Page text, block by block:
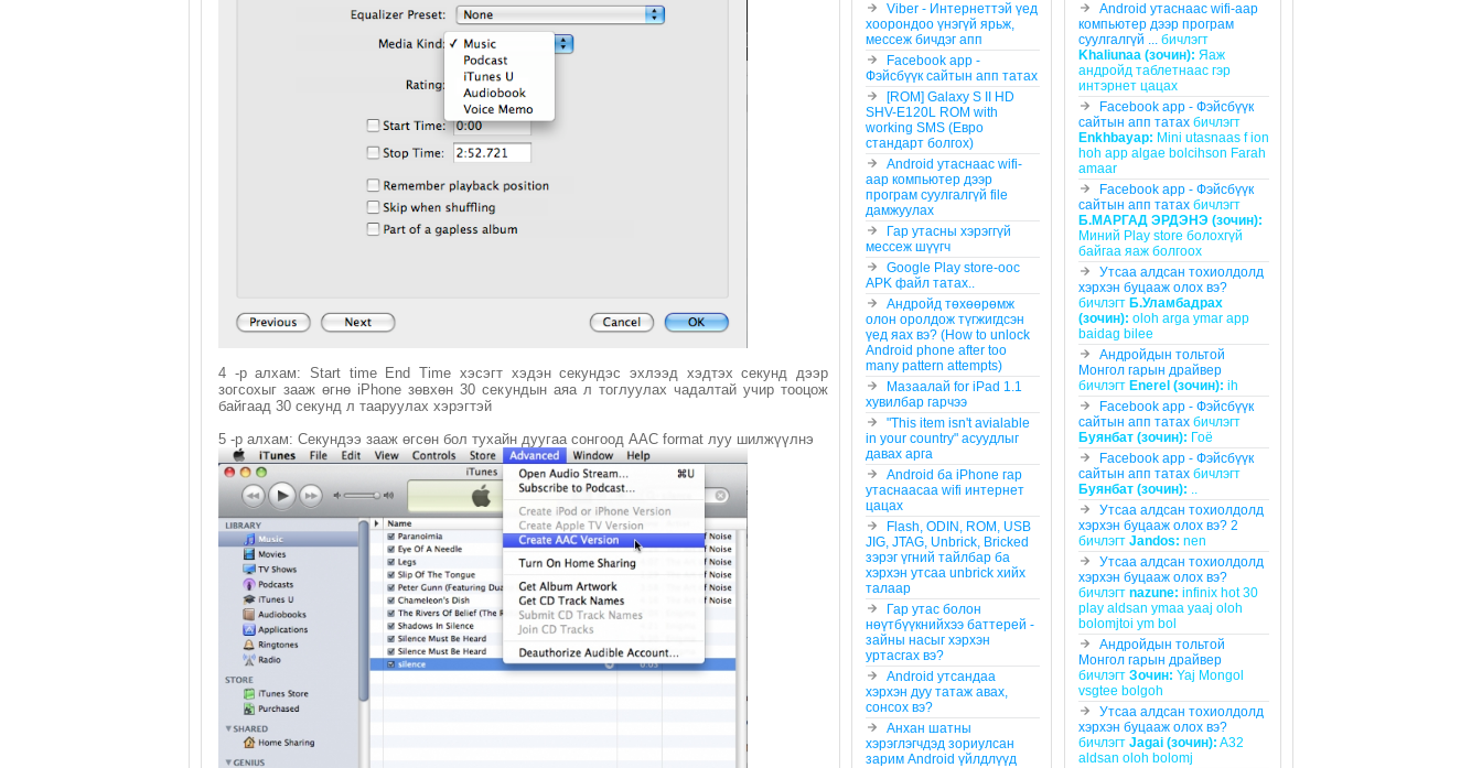
Viber - Интернеттэй үед
хоорондоо үнэгүй ярьж,
мессеж бичдэг апп
Facebook app -
Фэйсбүүк сайтын апп татах
[ROM] Galaxy S II HD
SHV-E120L ROM with
working SMS (Евро
стандарт болгох)
Android утаснаас wifi-
аар компьютер дээр
програм суулгалгүй file
дамжуулах
Гар утасны хэрэггүй
мессеж шүүгч
Google Play store-оос
APK файл татах..
Андройд төхөөрөмж
олон оролдож түгжигдсэн
үед яах вэ? (How to unlock
Android phone after too
many pattern attempts)
Мазаалай for iPad 1.1
хувилбар гарчээ
"This item isn't avialable
in your country" асуудлыг
давах арга
Android ба iPhone гар
утаснаасаа wifi интернет
цацах
Flash, ODIN, ROM, USB
JIG, JTAG, Unbrick, Bricked
зэрэг үгний тайлбар ба
хэрхэн утсаа unbrick хийх
талаар
Гар утас болон
нөүтбүүкнийхээ баттерей -
зайны насыг хэрхэн
уртасгах вэ?
Android утсандаа
хэрхэн дуу татаж авах,
сонсох вэ?
Анхан шатны
хэрэглэгчдэд зориулсан
зарим Android үйлдлүүд
Android утаснаас wifi-аар
компьютер дээр програм
суулгалгүй ... бичлэгт
Khaliunaa (зочин): Яаж
андройд таблетнаас гэр
интэрнет цацах
Facebook app - Фэйсбүүк
сайтын апп татах бичлэгт
Enkhbayap: Mini utasnaas f ion
hoh app algae bolcihson Farah
amaar
Facebook app - Фэйсбүүк
сайтын апп татах бичлэгт
Б.МАРГАД ЭРДЭНЭ (зочин):
Миний Play store болохгүй
байгаа яаж болгоох
Утсаа алдсан тохиолдолд
хэрхэн буцааж олох вэ?
бичлэгт Б.Уламбадрах
(зочин): oloh arga ymar app
baidag bilee
Андройдын тольтой
Монгол гарын драйвер
бичлэгт Enerel (зочин): ih
Facebook app - Фэйсбүүк
сайтын апп татах бичлэгт
Буянбат (зочин): Гоё
Facebook app - Фэйсбүүк
сайтын апп татах бичлэгт
Буянбат (зочин): ..
Утсаа алдсан тохиолдолд
хэрхэн буцааж олох вэ? 2
бичлэгт Jandos: nen
Утсаа алдсан тохиолдолд
хэрхэн буцааж олох вэ?
бичлэгт nazune: infinix hot 30
play aldsan ymaa yaaj oloh
bolomjtoi ym bol
Андройдын тольтой
Монгол гарын драйвер
бичлэгт Зочин: Yaj Mongol
vsgtee bolgoh
Утсаа алдсан тохиолдолд
хэрхэн буцааж олох вэ?
бичлэгт Jagai (зочин): A32
aldsan oloh bolomj
4 -р алхам: Start time End Time хэсэгт хэдэн секундэс эхлээд хэдтэх секунд дээр
зогсохыг зааж өгнө iPhone зөвхөн 30 секундын аяа л тоглуулах чадалтай учир тооцож
байгаад 30 секунд л тааруулах хэрэгтэй
5 -р алхам: Секундээ зааж өгсөн бол тухайн дуугаа сонгоод AAC format луу шилжүүлнэ